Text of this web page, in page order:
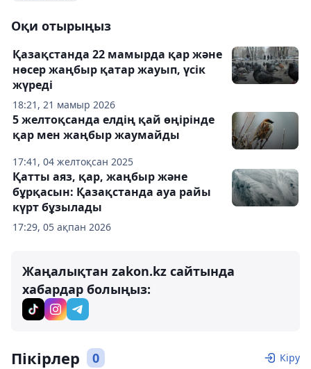
Оқи отырыңыз
18:21, 21 мамыр 2026
Қазақстанда 22 мамырда қар және
нөсер жаңбыр қатар жауып, үсік
жүреді
17:41, 04 желтоқсан 2025
5 желтоқсанда елдің қай өңірінде
қар мен жаңбыр жаумайды
17:29, 05 ақпан 2026
Қатты аяз, қар, жаңбыр және
бұрқасын: Қазақстанда ауа райы
күрт бұзылады
Жаңалықтан zakon.kz сайтында
хабардар болыңыз:
Пікірлер 0 Кіру